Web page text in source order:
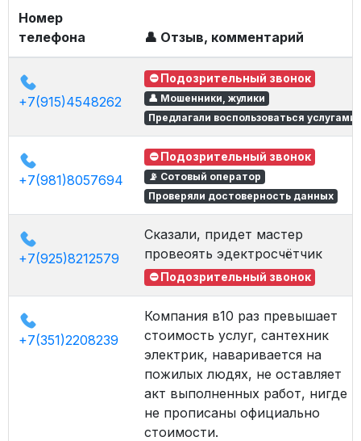
Номер
телефона
👤 Отзыв, комментарий
+7(915)4548262
⛔ Подозрительный звонок
👤 Мошенники, жулики
Предлагали воспользоваться услугами
+7(981)8057694
⛔ Подозрительный звонок
📡 Сотовый оператор
Проверяли достоверность данных
+7(925)8212579
Сказали, придет мастер
провеоять эдектросчётчик
⛔ Подозрительный звонок
+7(351)2208239
Компания в10 раз превышает
стоимость услуг, сантехник
электрик, наваривается на
пожилых людях, не оставляет
акт выполненных работ, нигде
не прописаны официально
стоимости.